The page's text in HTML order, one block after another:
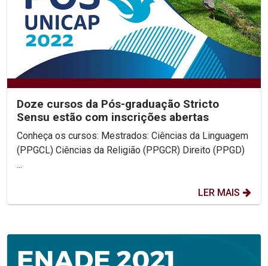
Doze cursos da Pós-graduação Stricto
Sensu estão com inscrições abertas
Conheça os cursos: Mestrados: Ciências da Linguagem
(PPGCL) Ciências da Religião (PPGCR) Direito (PPGD)
...
LER MAIS